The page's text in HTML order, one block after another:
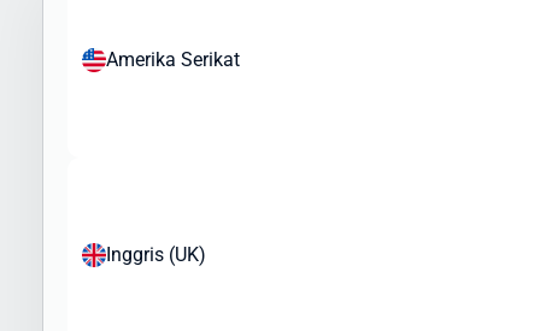
umum dikirim ke Kepulauan Mariana:
Mainan dan barang koleksi
Amerika Serikat
Inggris (UK)